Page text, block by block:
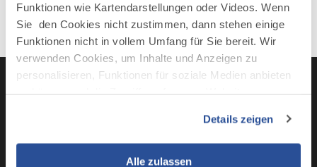
Funktionen wie Kartendarstellungen oder Videos. Wenn
Sie den Cookies nicht zustimmen, dann stehen einige
Funktionen nicht in vollem Umfang für Sie bereit. Wir
verwenden Cookies, um Inhalte und Anzeigen zu
personalisieren, Funktionen für soziale Medien anbieten
Verwendung unserer Website an unsere Partner für
soziale Medien, Werbung und Analysen weiter. Unsere
Partner führen diese Informationen möglicherweise mit
Details zeigen
Alle zulassen
LinkedInYouTube